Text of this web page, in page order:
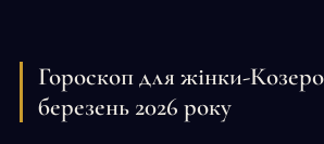
Гороскоп для жінки-
березень 2026 року